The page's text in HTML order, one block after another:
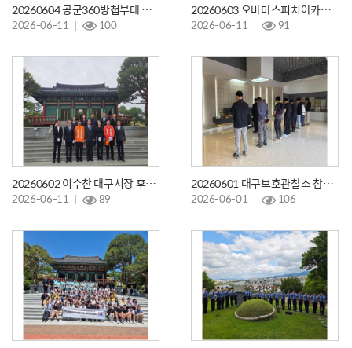
20260604 공군360방첩부대 참배
2026-06-11 100
20260603 오바마스피치아카데미 참배
2026-06-11 91
20260602 이수찬 대구시장 후보 참배
2026-06-11 89
20260601 대구보호관찰소 참배 및 봉사활동
2026-06-01 106